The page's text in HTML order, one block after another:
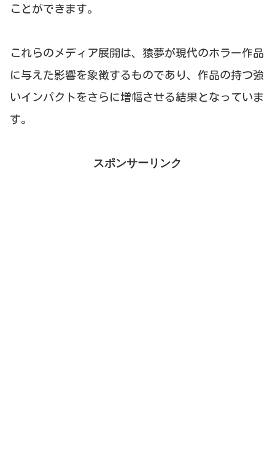
ことができます。
これらのメディア展開は、猿夢が現代のホラー作品
に与えた影響を象徴するものであり、作品の持つ強
いインパクトをさらに増幅させる結果となっていま
す。
スポンサーリンク